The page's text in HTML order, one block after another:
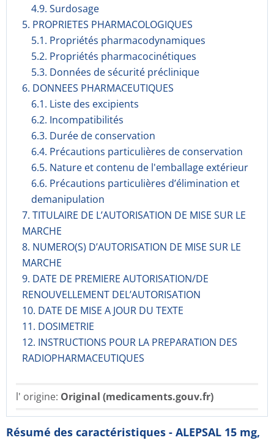
4.9. Surdosage
5. PROPRIETES PHARMACOLOGIQUES
5.1. Propriétés pharmacodynami­ques
5.2. Propriétés pharmacocinéti­ques
5.3. Données de sécurité préclinique
6. DONNEES PHARMACEUTIQUES
6.1. Liste des excipients
6.2. Incompati­bilités
6.3. Durée de conservation
6.4. Précautions particulières de conservation
6.5. Nature et contenu de l'emballage extérieur
6.6. Précautions particulières d’élimination et
demanipulation
7. TITULAIRE DE L’AUTORISATION DE MISE SUR LE
MARCHE
8. NUMERO(S) D’AUTORISATION DE MISE SUR LE
MARCHE
9. DATE DE PREMIERE AUTORISATION/DE
RENOUVELLEMENT DEL’AUTORISATION
10. DATE DE MISE A JOUR DU TEXTE
11. DOSIMETRIE
12. INSTRUCTIONS POUR LA PREPARATION DES
RADIOPHARMACE­UTIQUES
l' origine: Original (medicaments.gouv.fr)
Résumé des caractéristiques - ALEPSAL 15 mg,